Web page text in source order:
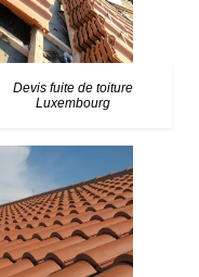
Devis fuite de toiture
Luxembourg